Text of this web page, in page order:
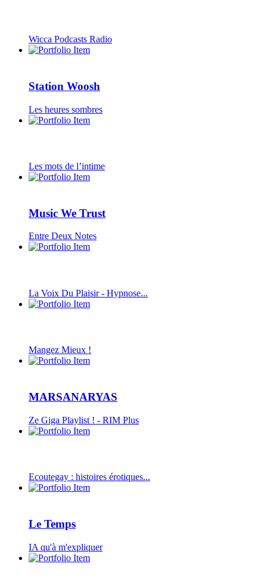
Wicca Podcasts Radio
Station Woosh
Les heures sombres
Les mots de l’intime
Music We Trust
Entre Deux Notes
La Voix Du Plaisir - Hypnose...
Mangez Mieux !
MARSANARYAS
Ze Giga Playlist ! - RIM Plus
Ecoutegay : histoires érotiques...
Le Temps
IA qu'à m'expliquer